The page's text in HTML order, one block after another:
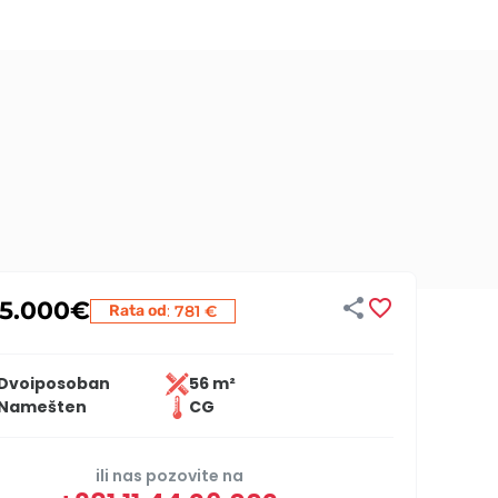
€ Rata od: 781 €  
56 m²
CG
ili nas pozovite na